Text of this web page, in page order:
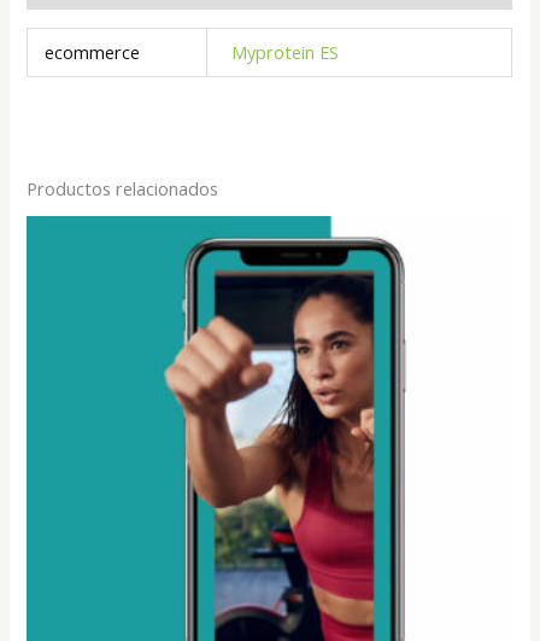
ecommerce Myprotein ES
Productos relacionados